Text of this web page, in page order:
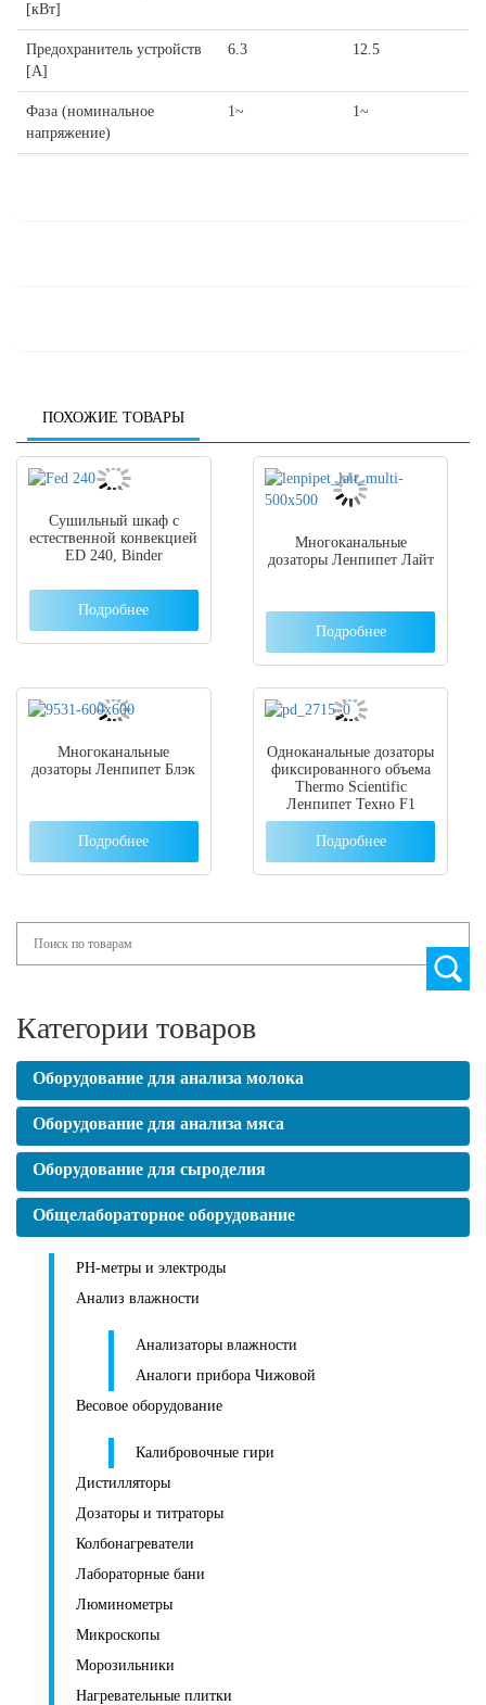
[кВт]
Предохранитель устройств
[A]
6.3 12.5
Фаза (номинальное
напряжение)
1~ 1~
ПОХОЖИЕ ТОВАРЫ
Сушильный шкаф с
естественной конвекцией
ED 240, Binder
Подробнее
Многоканальные
дозаторы Ленпипет Лайт
Подробнее
Многоканальные
дозаторы Ленпипет Блэк
Подробнее
Одноканальные дозаторы
фиксированного объема
Thermo Scientific
Ленпипет Техно F1
Подробнее
Категории товаров
Оборудование для анализа молока
Оборудование для анализа мяса
Оборудование для сыроделия
Общелабораторное оборудование
PH-метры и электроды
Анализ влажности
Анализаторы влажности
Аналоги прибора Чижовой
Весовое оборудование
Калибровочные гири
Дистилляторы
Дозаторы и титраторы
Колбонагреватели
Лабораторные бани
Люминометры
Микроскопы
Морозильники
Нагревательные плитки